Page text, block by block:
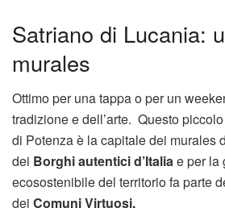
Satriano di Lucania:
murales
Ottimo per una tappa o per un
tradizione e dell’arte. Questo
di Potenza è la capitale dei murales
dei Borghi autentici d’Italiae per la
ecosostenibile del territorio fa parte
dei Comuni Virtuosi.